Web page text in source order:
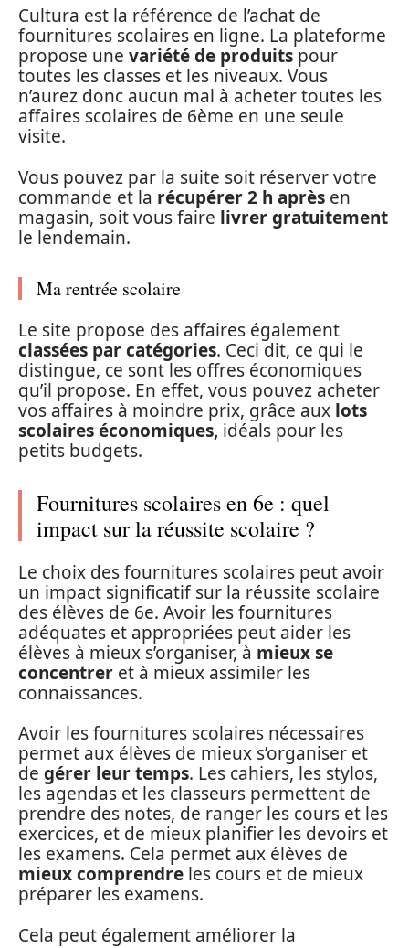
Cultura est la référence de l’achat de
fournitures scolaires en ligne. La plateforme
propose une variété de produits pour
toutes les classes et les niveaux. Vous
n’aurez donc aucun mal à acheter toutes les
affaires scolaires de 6ème en une seule
visite.
Vous pouvez par la suite soit réserver votre
commande et la récupérer 2 h après en
magasin, soit vous faire livrer gratuitement
le lendemain.
Ma rentrée scolaire
Le site propose des affaires également
classées par catégories. Ceci dit, ce qui le
distingue, ce sont les offres économiques
qu’il propose. En effet, vous pouvez acheter
vos affaires à moindre prix, grâce aux lots
scolaires économiques, idéals pour les
petits budgets.
Fournitures scolaires en 6e : quel
impact sur la réussite scolaire ?
Le choix des fournitures scolaires peut avoir
un impact significatif sur la réussite scolaire
des élèves de 6e. Avoir les fournitures
adéquates et appropriées peut aider les
élèves à mieux s’organiser, à mieux se
concentrer et à mieux assimiler les
connaissances.
Avoir les fournitures scolaires nécessaires
permet aux élèves de mieux s’organiser et
de gérer leur temps. Les cahiers, les stylos,
les agendas et les classeurs permettent de
prendre des notes, de ranger les cours et les
exercices, et de mieux planifier les devoirs et
les examens. Cela permet aux élèves de
mieux comprendre les cours et de mieux
préparer les examens.
Cela peut également améliorer la